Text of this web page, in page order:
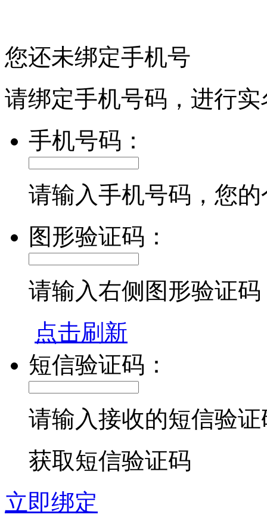
您还未绑定手机号
请绑定手机号码，进行
手机号码：
请输入手机号码，您
图形验证码：
请输入右侧图形验证码
点击刷新
短信验证码：
请输入接收的短信验证
获取短信验证码
立即绑定